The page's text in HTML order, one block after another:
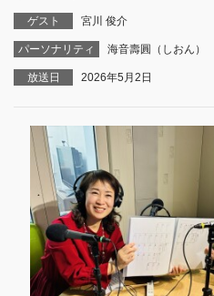
ゲスト 宮川 俊介
パーソナリティ 海音壽圓（しおん）
放送日 2026年5月2日